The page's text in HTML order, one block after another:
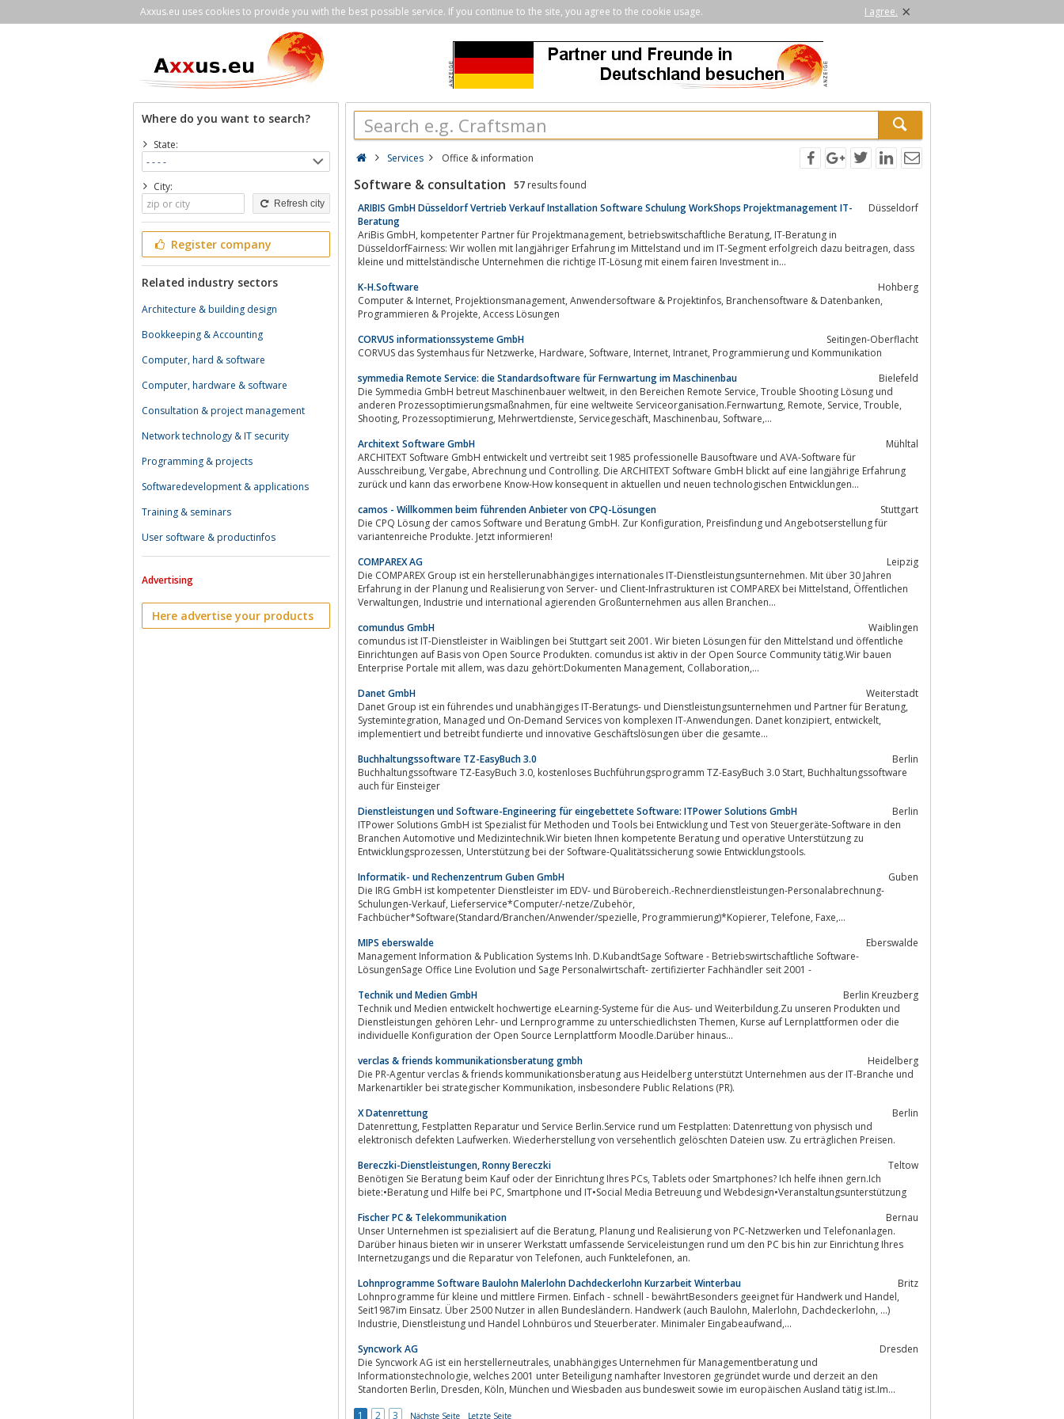
Axxus.eu uses cookies to provide you with the best possible service. If you continue to the site, you agree to the cookie usage. I agree. ×
Where do you want to search?
State:
City:
Refresh city
Register company
Related industry sectors
Architecture & building design
Bookkeeping & Accounting
Computer, hard & software
Computer, hardware & software
Consultation & project management
Network technology & IT security
Programming & projects
Softwaredevelopment & applications
Training & seminars
User software & productinfos
Advertising
Here advertise your products
Services Office & information
Software & consultation 57 results found
ARIBIS GmbH Düsseldorf Vertrieb Verkauf Installation Software Schulung WorkShops Projektmanagement IT-
Beratung
Düsseldorf
AriBis GmbH, kompetenter Partner für Projektmanagement, betriebswitschaftliche Beratung, IT-Beratung in
DüsseldorfFairness: Wir wollen mit langjähriger Erfahrung im Mittelstand und im IT-Segment erfolgreich dazu beitragen, dass
kleine und mittelständische Unternehmen die richtige IT-Lösung mit einem fairen Investment in...
K-H.Software
Hohberg
Computer & Internet, Projektionsmanagement, Anwendersoftware & Projektinfos, Branchensoftware & Datenbanken,
Programmieren & Projekte, Access Lösungen
CORVUS informationssysteme GmbH
Seitingen-Oberflacht
CORVUS das Systemhaus für Netzwerke, Hardware, Software, Internet, Intranet, Programmierung und Kommunikation
symmedia Remote Service: die Standardsoftware für Fernwartung im Maschinenbau
Bielefeld
Die Symmedia GmbH betreut Maschinenbauer weltweit, in den Bereichen Remote Service, Trouble Shooting Lösung und
anderen Prozessoptimierungsmaßnahmen, für eine weltweite Serviceorganisation.Fernwartung, Remote, Service, Trouble,
Shooting, Prozessoptimierung, Mehrwertdienste, Servicegeschäft, Maschinenbau, Software,...
Architext Software GmbH
Mühltal
ARCHITEXT Software GmbH entwickelt und vertreibt seit 1985 professionelle Bausoftware und AVA-Software für
Ausschreibung, Vergabe, Abrechnung und Controlling. Die ARCHITEXT Software GmbH blickt auf eine langjährige Erfahrung
zurück und kann das erworbene Know-How konsequent in aktuellen und neuen technologischen Entwicklungen...
camos - Willkommen beim führenden Anbieter von CPQ-Lösungen
Stuttgart
Die CPQ Lösung der camos Software und Beratung GmbH. Zur Konfiguration, Preisfindung und Angebotserstellung für
variantenreiche Produkte. Jetzt informieren!
COMPAREX AG
Leipzig
Die COMPAREX Group ist ein herstellerunabhängiges internationales IT-Dienstleistungsunternehmen. Mit über 30 Jahren
Erfahrung in der Planung und Realisierung von Server- und Client-Infrastrukturen ist COMPAREX bei Mittelstand, Öffentlichen
Verwaltungen, Industrie und international agierenden Großunternehmen aus allen Branchen...
comundus GmbH
Waiblingen
comundus ist IT-Dienstleister in Waiblingen bei Stuttgart seit 2001. Wir bieten Lösungen für den Mittelstand und öffentliche
Einrichtungen auf Basis von Open Source Produkten. comundus ist aktiv in der Open Source Community tätig.Wir bauen
Enterprise Portale mit allem, was dazu gehört:Dokumenten Management, Collaboration,...
Danet GmbH
Weiterstadt
Danet Group ist ein führendes und unabhängiges IT-Beratungs- und Dienstleistungsunternehmen und Partner für Beratung,
Systemintegration, Managed und On-Demand Services von komplexen IT-Anwendungen. Danet konzipiert, entwickelt,
implementiert und betreibt fundierte und innovative Geschäftslösungen über die gesamte...
Buchhaltungssoftware TZ-EasyBuch 3.0
Berlin
Buchhaltungssoftware TZ-EasyBuch 3.0, kostenloses Buchführungsprogramm TZ-EasyBuch 3.0 Start, Buchhaltungssoftware
auch für Einsteiger
Dienstleistungen und Software-Engineering für eingebettete Software: ITPower Solutions GmbH
Berlin
ITPower Solutions GmbH ist Spezialist für Methoden und Tools bei Entwicklung und Test von Steuergeräte-Software in den
Branchen Automotive und Medizintechnik.Wir bieten Ihnen kompetente Beratung und operative Unterstützung zu
Entwicklungsprozessen, Unterstützung bei der Software-Qualitätssicherung sowie Entwicklungstools.
Informatik- und Rechenzentrum Guben GmbH
Guben
Die IRG GmbH ist kompetenter Dienstleister im EDV- und Bürobereich.-Rechnerdienstleistungen-Personalabrechnung-
Schulungen-Verkauf, Lieferservice*Computer/-netze/Zubehör,
Fachbücher*Software(Standard/Branchen/Anwender/spezielle, Programmierung)*Kopierer, Telefone, Faxe,
MIPS eberswalde
Eberswalde
Management Information & Publication Systems Inh. D.KubandtSage Software - Betriebswirtschaftliche Software-
LösungenSage Office Line Evolution und Sage Personalwirtschaft- zertifizierter Fachhändler seit 2001 -
Technik und Medien GmbH
Berlin Kreuzberg
Technik und Medien entwickelt hochwertige eLearning-Systeme für die Aus- und Weiterbildung.Zu unseren Produkten und
Dienst­leistungen gehören Lehr- und Lernprogramme zu unterschied­lichsten Themen, Kurse auf Lern­plattformen oder die
individuelle Konfiguration der Open Source Lernplattform Moodle.Darüber hinaus...
verclas & friends kommunikationsberatung gmbh
Heidelberg
Die PR-Agentur verclas & friends kommunikationsberatung aus Heidelberg unterstützt Unternehmen aus der IT-Branche und
Markenartikler bei strategischer Kommunikation, insbesondere Public Relations (PR).
X Datenrettung
Berlin
Datenrettung, Festplatten Reparatur und Service Berlin.Service rund um Festplatten: Datenrettung von physisch und
elektronisch defekten Laufwerken. Wiederherstellung von versehentlich gelöschten Dateien usw. Zu erträglichen Preisen.
Bereczki-Dienstleistungen, Ronny Bereczki
Teltow
Benötigen Sie Beratung beim Kauf oder der Einrichtung Ihres PCs, Tablets oder Smartphones? Ich helfe ihnen gern.Ich
biete:•Beratung und Hilfe bei PC, Smartphone und IT•Social Media Betreuung und Webdesign•Veranstaltungsunterstützung
Fischer PC & Telekommunikation
Bernau
Unser Unternehmen ist spezialisiert auf die Beratung, Planung und Realisierung von PC-Netzwerken und Telefonanlagen.
Darüber hinaus bieten wir in unserer Werkstatt umfassende Serviceleistungen rund um den PC bis hin zur Einrichtung Ihres
Internetzugangs und die Reparatur von Telefonen, auch Funktelefonen, an.
Lohnprogramme Software Baulohn Malerlohn Dachdeckerlohn Kurzarbeit Winterbau
Britz
Lohnprogramme für kleine und mittlere Firmen. Einfach - schnell - bewährtBesonders geeignet für Handwerk und Handel,
Seit1987im Einsatz. Über 2500 Nutzer in allen Bundesländern. Handwerk (auch Baulohn, Malerlohn, Dachdeckerlohn, ...)
Industrie, Dienstleistung und Handel Lohnbüros und Steuerberater. Minimaler Eingabeaufwand,...
Syncwork AG
Dresden
Die Syncwork AG ist ein herstellerneutrales, unabhängiges Unternehmen für Managementberatung und
Informationstechnologie, welches 2001 unter Beteiligung namhafter Investoren gegründet wurde und derzeit an den
Standorten Berlin, Dresden, Köln, München und Wiesbaden aus bundesweit sowie im europäischen Ausland tätig ist.Im...
1
2 3 Nächste Seite Letzte Seite